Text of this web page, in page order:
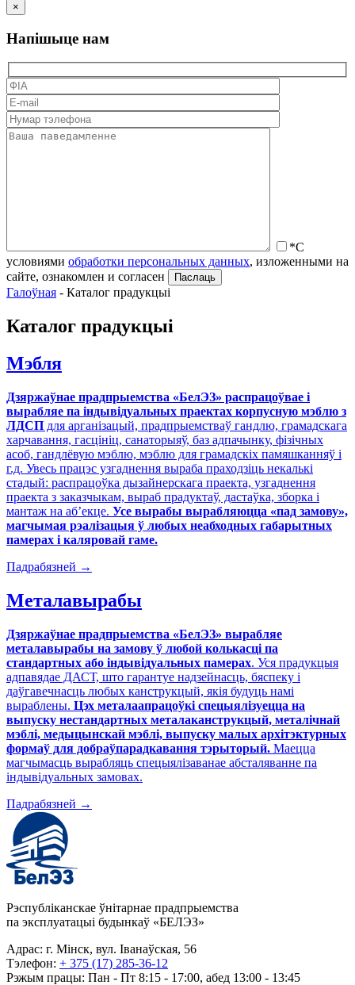
×
Напішыце нам
*С
условиями обработки персональных данных, изложенными на
сайте, ознакомлен и согласен
Галоўная - Каталог прадукцыі
Каталог прадукцыі
Мэбля
Дзяржаўнае прадпрыемства «БелЭЗ» распрацоўвае і
вырабляе па індывідуальных праектах корпусную мэблю з
ЛДСП для арганізацый, прадпрыемстваў гандлю, грамадскага
харчавання, гасцініц, санаторыяў, баз адпачынку, фізічных
асоб, гандлёвую мэблю, мэблю для грамадскіх памяшканняў і
г.д. Увесь працэс узгаднення выраба праходзіць некалькі
стадый: распрацоўка дызайнерскага праекта, узгаднення
праекта з заказчыкам, выраб прадуктаў, дастаўка, зборка і
мантаж на аб’екце. Усе вырабы вырабляюцца «пад замову»,
магчымая рэалізацыя ў любых неабходных габарытных
памерах і каляровай гаме.
Падрабязней →
Металавырабы
Дзяржаўнае прадпрыемства «БелЭЗ» вырабляе
металавырабы на замову ў любой колькасці па
стандартных або індывідуальных памерах. Уся прадукцыя
адпавядае ДАСТ, што гарантуе надзейнасць, бяспеку і
даўгавечнасць любых канструкцый, якія будуць намі
выраблены. Цэх металаапрацоўкі спецыялізуецца на
выпуску нестандартных металаканструкцый, металічнай
мэблі, медыцынскай мэблі, выпуску малых архітэктурных
формаў для добраўпарадкавання тэрыторый. Маецца
магчымасць вырабляць спецыялізаванае абсталяванне па
індывідуальных замовах.
Падрабязней →
Рэспубліканскае ўнітарнае прадпрыемства
па эксплуатацыі будынкаў «БЕЛЭЗ»
Адрас: г. Мінск, вул. Іванаўская, 56
Тэлефон: + 375 (17) 285-36-12
Рэжым працы: Пан - Пт 8:15 - 17:00, абед 13:00 - 13:45